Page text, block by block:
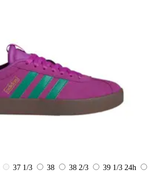
37 1/3 38 38 2/3 39 1/3 24h